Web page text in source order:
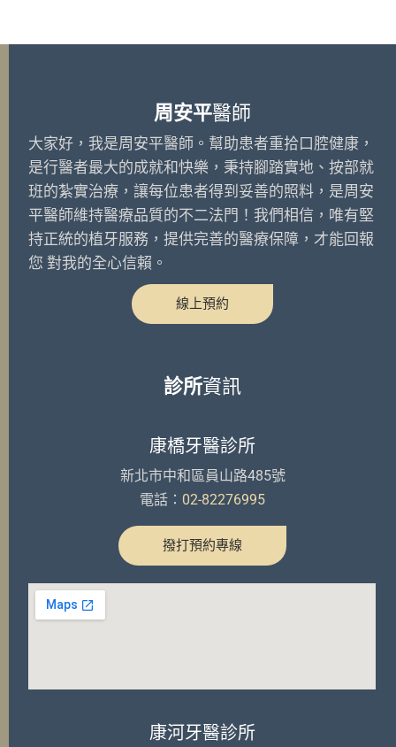
周安平醫師
大家好，我是周安平醫師。幫助患者重拾口腔健康，
是行醫者最大的成就和快樂，秉持腳踏實地、按部就
班的紮實治療，讓每位患者得到妥善的照料，是周安
平醫師維持醫療品質的不二法門！我們相信，唯有堅
持正統的植牙服務，提供完善的醫療保障，才能回報
您 對我的全心信賴。
線上預約
診所資訊
康橋牙醫診所
新北市中和區員山路485號
電話： 02-82276995
撥打預約專線
康河牙醫診所